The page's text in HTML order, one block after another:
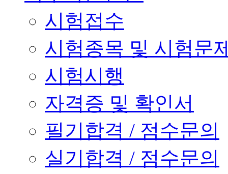
시험접수
시험종목 및 시험문
시험시행
자격증 및 확인서
필기합격 / 점수문의
실기합격 / 점수문의